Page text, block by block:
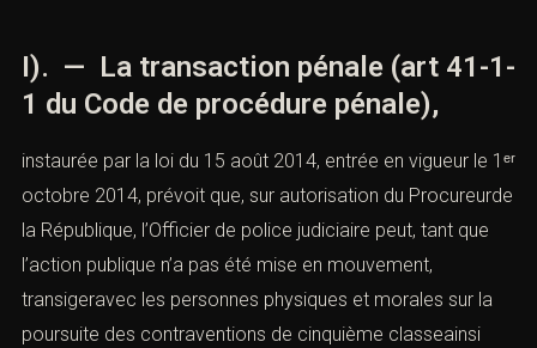
I). — La transaction pénale (art 41-1-
1 du Code de procédure pénale),
instaurée par la loi du 15 août 2014, entrée en vigueur le 1ᵉʳ
octobre 2014, prévoit que, sur autorisation du Procureurde
la République, l’Officier de police judiciaire peut, tant que
l’action publique n’a pas été mise en mouvement,
transigeravec les personnes physiques et morales sur la
poursuite des contraventions de cinquième classeainsi